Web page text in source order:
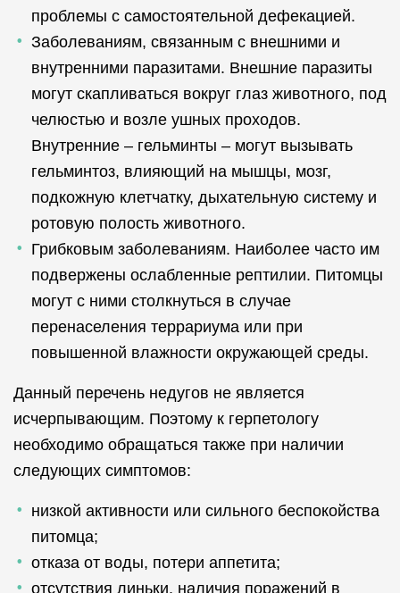
проблемы с самостоятельной дефекацией.
Заболеваниям, связанным с внешними и
внутренними паразитами. Внешние паразиты
могут скапливаться вокруг глаз животного, под
челюстью и возле ушных проходов.
Внутренние – гельминты – могут вызывать
гельминтоз, влияющий на мышцы, мозг,
подкожную клетчатку, дыхательную систему и
ротовую полость животного.
Грибковым заболеваниям. Наиболее часто им
подвержены ослабленные рептилии. Питомцы
могут с ними столкнуться в случае
перенаселения террариума или при
повышенной влажности окружающей среды.
Данный перечень недугов не является
исчерпывающим. Поэтому к герпетологу
необходимо обращаться также при наличии
следующих симптомов:
низкой активности или сильного беспокойства
питомца;
отказа от воды, потери аппетита;
отсутствия линьки, наличия поражений в